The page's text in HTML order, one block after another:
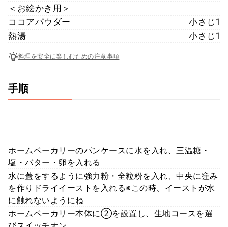
＜お絵かき用＞
ココアパウダー
小さじ1
熱湯
小さじ1
料理を安全に楽しむための注意事項
手順
ホームベーカリーのパンケースに水を入れ、三温糖・
塩・バター・卵を入れる
水に蓋をするように強力粉・全粒粉を入れ、中央に窪み
を作りドライイーストを入れる※この時、イーストが水
に触れないようにね
ホームベーカリー本体に②を設置し、生地コースを選